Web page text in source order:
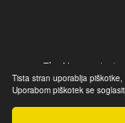
Tista stran uporablja
Uporabom piškotek se
The
Nepremičnine na